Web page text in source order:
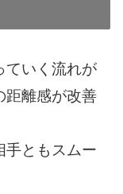
ていく流れが
距離感が改善
手ともスムー